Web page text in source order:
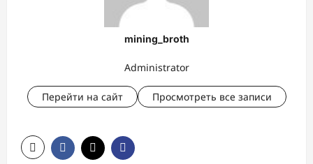
mining_broth
Administrator
Перейти на сайт Просмотреть все записи